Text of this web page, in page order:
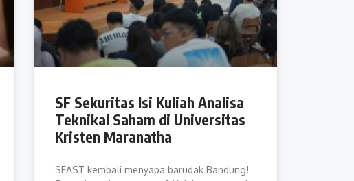
SF Sekuritas Isi Kuliah Analisa
Teknikal Saham di Universitas
Kristen Maranatha
SFAST kembali menyapa barudak Bandung!